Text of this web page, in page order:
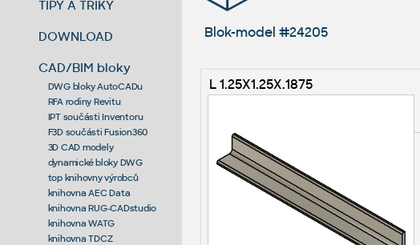
TIPY A TRIKY
DOWNLOAD
CAD/BIM bloky
DWG bloky AutoCADu
RFA rodiny Revitu
IPT součásti Inventoru
F3D součásti Fusion360
3D CAD modely
dynamické bloky DWG
top knihovny výrobců
knihovna AEC Data
knihovna RUG-CADstudio
knihovna WATG
knihovna TDCZ
Blok-model #24205
L 1.25X1.25X.1875